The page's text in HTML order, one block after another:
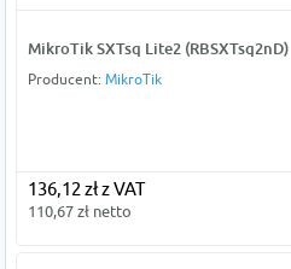
MikroTik SXTsq Lite2 (RBSXTsq2nD)
Producent: MikroTik
136,12 zł z VAT
110,67 zł netto